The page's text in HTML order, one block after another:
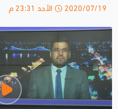
2020/07/19 الأحد 23:31 م